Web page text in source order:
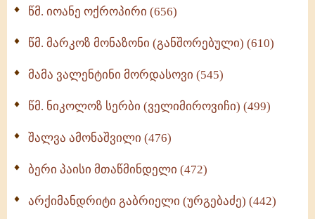
წმ. იოანე ოქროპირი (656)
წმ. მარკოზ მონაზონი (განშორებული) (610)
მამა ვალენტინი მორდასოვი (545)
წმ. ნიკოლოზ სერბი (ველიმიროვიჩი) (499)
შალვა ამონაშვილი (476)
ბერი პაისი მთაწმინდელი (472)
არქიმანდრიტი გაბრიელი (ურგებაძე) (442)